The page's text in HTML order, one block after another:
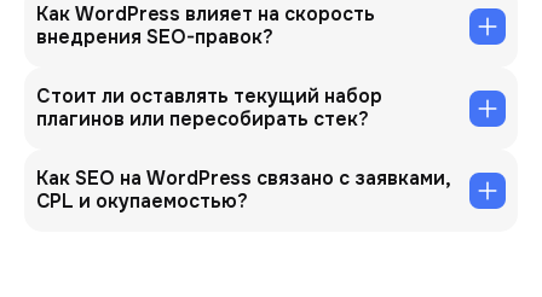
Как WordPress влияет на скорость
внедрения SEO-правок?
Стоит ли оставлять текущий набор
плагинов или пересобирать стек?
Как SEO на WordPress связано с заявками,
CPL и окупаемостью?